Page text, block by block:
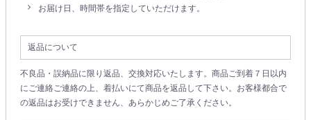
お届け日、時間帯を指定していただけます。
返品について
不良品・誤納品に限り返品、交換対応いたします。商品ご到着７日以内
にご連絡ご連絡の上、着払いにて商品を返品して下さい。お客様都合で
の返品はお受けできません、あらかじめご了承ください。